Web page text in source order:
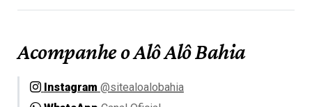
Acompanhe o Alô Alô Bahia
Instagram @sitealoalobahia